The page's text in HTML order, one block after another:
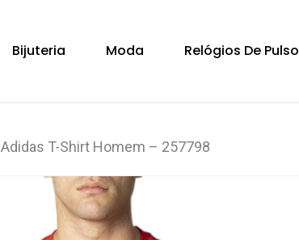
Bijuteria Moda Relógios De Pulso
Adidas T-Shirt Homem – 257798